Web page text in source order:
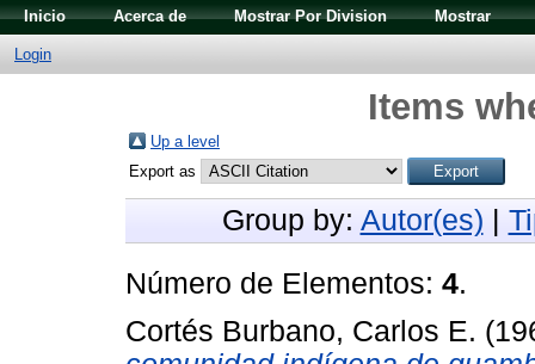
Inicio Acerca de Mostrar Por Division Mostrar
Login
Items
Up a level
Export as
Group by: Autor(es) |
Número de Elementos: 4.
Cortés Burbano, Carlos E.